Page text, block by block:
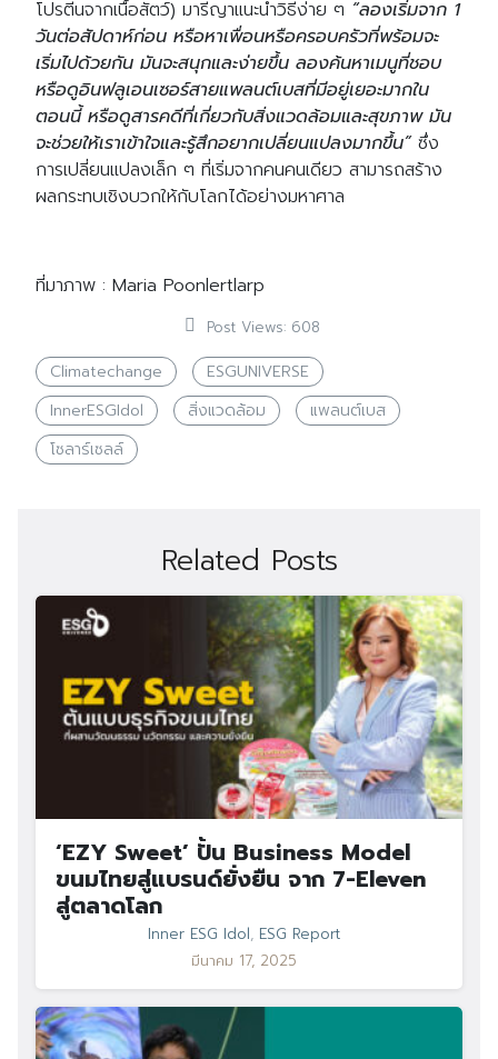
โปรตีนจากเนื้อสัตว์) มารีญาแนะนำวิธีง่าย ๆ “ลองเริ่มจาก 1
วันต่อสัปดาห์ก่อน หรือหาเพื่อนหรือครอบครัวที่พร้อมจะ
เริ่มไปด้วยกัน มันจะสนุกและง่ายขึ้น ลองค้นหาเมนูที่ชอบ
หรือดูอินฟลูเอนเซอร์สายแพลนต์เบสที่มีอยู่เยอะมากใน
ตอนนี้ หรือดูสารคดีที่เกี่ยวกับสิ่งแวดล้อมและสุขภาพ มัน
จะช่วยให้เราเข้าใจและรู้สึกอยากเปลี่ยนแปลงมากขึ้น”ซึ่ง
การเปลี่ยนแปลงเล็ก ๆ ที่เริ่มจากคนคนเดียว สามารถสร้าง
ผลกระทบเชิงบวกให้กับโลกได้อย่างมหาศาล
ที่มาภาพ : Maria Poonlertlarp
Post Views: 608
Climatechange
ESGUNIVERSE
InnerESGIdol
สิ่งแวดล้อม
แพลนต์เบส
โซลาร์เซลล์
Related Posts
‘EZY Sweet’ ปั้น Business Model
ขนมไทยสู่แบรนด์ยั่งยืน จาก 7-Eleven
สู่ตลาดโลก
Inner ESG Idol, ESG Report
มีนาคม 17, 2025